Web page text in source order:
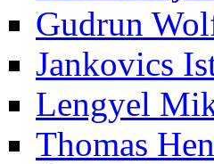
Gud­run
Jan­ko­vics
Len­gyel
Tho­mas